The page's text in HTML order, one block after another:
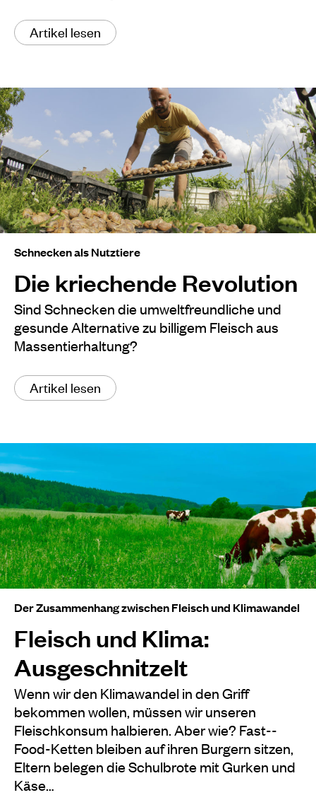
Artikel lesen
Schnecken als Nutztiere
Die kriechende Revolution
Sind Schnecken die umweltfreundliche und
gesunde Alternative zu billigem Fleisch aus
Massentierhaltung?
Artikel lesen
Der Zusammenhang zwischen Fleisch und Klimawandel
Fleisch und Klima:
Ausgeschnitzelt
Wenn wir den Klimawandel in den Griff
bekommen wollen, müssen wir unseren
Fleischkonsum halbieren. Aber wie? Fast-­
Food­-Ketten bleiben auf ihren Burgern sitzen,
Eltern belegen die Schulbrote mit Gurken und
Käse…